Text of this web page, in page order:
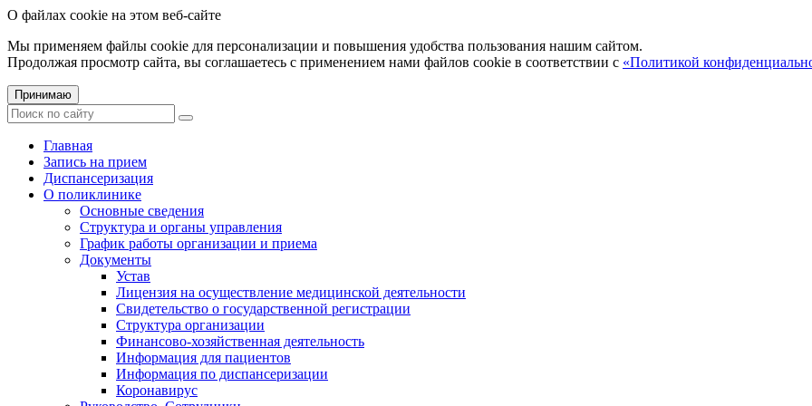
О файлах cookie на этом веб-сайте
Мы применяем файлы cookie для персонализации и повышения удобства пользования нашим сайтом.
Продолжая просмотр сайта, вы соглашаетесь с применением нами файлов cookie в соответствии с «Политикой
Принимаю
Главная
Запись на прием
Диспансеризация
О поликлинике
Основные сведения
Структура и органы управления
График работы организации и приема
Документы
Устав
Лицензия на осуществление медицинской деятельности
Свидетельство о государственной регистрации
Структура организации
Финансово-хозяйственная деятельность
Информация для пациентов
Информация по диспансеризации
Коронавирус